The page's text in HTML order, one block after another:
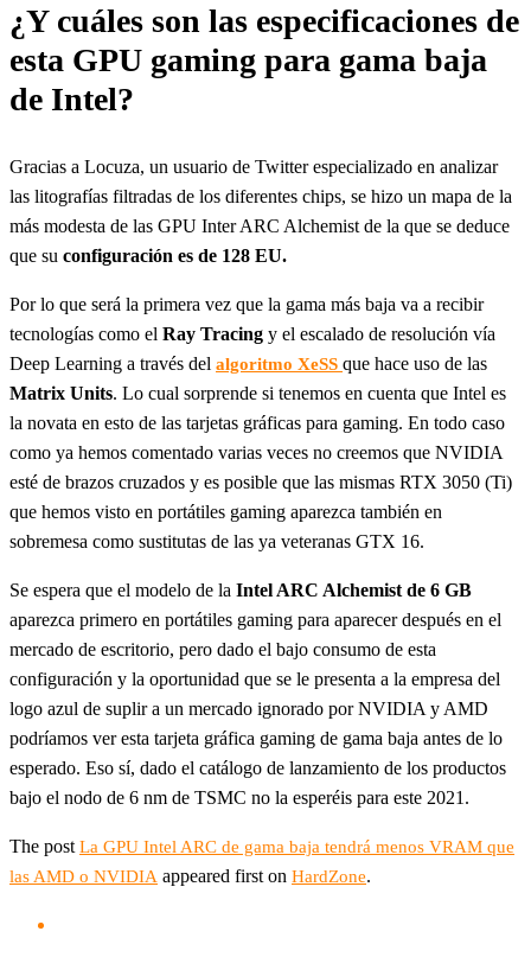
¿Y cuáles son las especificaciones de
esta GPU gaming para gama baja
de Intel?
Gracias a Locuza, un usuario de Twitter especializado en analizar
las litografías filtradas de los diferentes chips, se hizo un mapa de la
más modesta de las GPU Inter ARC Alchemist de la que se deduce
que su configuración es de 128 EU.
Por lo que será la primera vez que la gama más baja va a recibir
tecnologías como el Ray Tracing y el escalado de resolución vía
Deep Learning a través del algoritmo XeSS que hace uso de las
Matrix Units. Lo cual sorprende si tenemos en cuenta que Intel es
la novata en esto de las tarjetas gráficas para gaming. En todo caso
como ya hemos comentado varias veces no creemos que NVIDIA
esté de brazos cruzados y es posible que las mismas RTX 3050 (Ti)
que hemos visto en portátiles gaming aparezca también en
sobremesa como sustitutas de las ya veteranas GTX 16.
Se espera que el modelo de la Intel ARC Alchemist de 6 GB
aparezca primero en portátiles gaming para aparecer después en el
mercado de escritorio, pero dado el bajo consumo de esta
configuración y la oportunidad que se le presenta a la empresa del
logo azul de suplir a un mercado ignorado por NVIDIA y AMD
podríamos ver esta tarjeta gráfica gaming de gama baja antes de lo
esperado. Eso sí, dado el catálogo de lanzamiento de los productos
bajo el nodo de 6 nm de TSMC no la esperéis para este 2021.
The post La GPU Intel ARC de gama baja tendrá menos VRAM que
las AMD o NVIDIA appeared first on HardZone.